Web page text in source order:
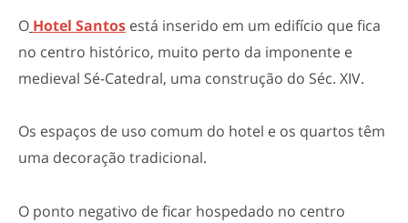
O Hotel Santos está inserido em um edifício que fica
no centro histórico, muito perto da imponente e
medieval Sé-Catedral, uma construção do Séc. XIV.
Os espaços de uso comum do hotel e os quartos têm
uma decoração tradicional.
O ponto negativo de ficar hospedado no centro